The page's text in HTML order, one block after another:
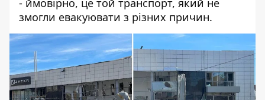
- ймовірно, це той транспорт, який не
змогли евакуювати з різних причин.